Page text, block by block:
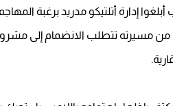
إدارة أتلتيكو مدريد برغبة
من مسيرته تتطلب الانضمام إلى